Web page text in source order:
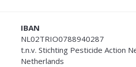
IBAN
NL02TRIO0788940287
t.n.v. Stichting Pesticide Action
Netherlands